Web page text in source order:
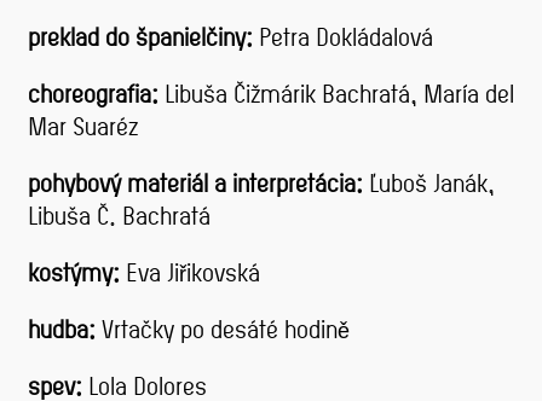
preklad do španielčiny: Petra Dokládalová
choreografia:
Libuša Čižmárik Bachratá, María del
Mar Suaréz
pohybový materiál a interpretácia: Ľuboš Janák,
Libuša Č. Bachratá
kostýmy: Eva Jiřikovská
hudba: Vrtačky po desáté hodině
spev: Lola Dolores